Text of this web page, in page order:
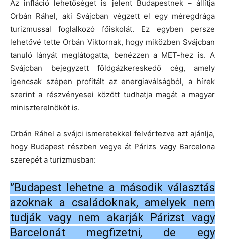
Az infláció lehetőséget is jelent Budapestnek – állítja
Orbán Ráhel, aki Svájcban végzett el egy méregdrága
turizmussal foglalkozó főiskolát. Ez egyben persze
lehetővé tette Orbán Viktornak, hogy miközben Svájcban
tanuló lányát meglátogatta, benézzen a MET-hez is. A
Svájcban bejegyzett földgázkereskedő cég, amely
igencsak szépen profitált az energiaválságból, a hírek
szerint a részvényesei között tudhatja magát a magyar
miniszterelnököt is.
Orbán Ráhel a svájci ismeretekkel felvértezve azt ajánlja,
hogy Budapest részben vegye át Párizs vagy Barcelona
szerepét a turizmusban:
”Budapest lehetne a második választás
azoknak a családoknak, amelyek nem
tudják vagy nem akarják Párizst vagy
Barcelonát megfizetni, de egy